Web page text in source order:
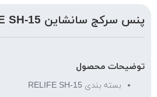
پنس سرکج سانشاین SUNSHINE SH-15
توضیحات محصول
بسته بندی RELIFE SH-15